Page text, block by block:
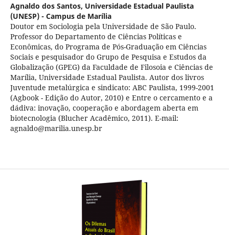
Agnaldo dos Santos, Universidade Estadual Paulista
(UNESP) - Campus de Marília
Doutor em Sociologia pela Universidade de São Paulo.
Professor do Departamento de Ciências Políticas e
Econômicas, do Programa de Pós-Graduação em Ciências
Sociais e pesquisador do Grupo de Pesquisa e Estudos da
Globalização (GPEG) da Faculdade de Filosoia e Ciências de
Marília, Universidade Estadual Paulista. Autor dos livros
Juventude metalúrgica e sindicato: ABC Paulista, 1999-2001
(Agbook - Edição do Autor, 2010) e Entre o cercamento e a
dádiva: inovação, cooperação e abordagem aberta em
biotecnologia (Blucher Acadêmico, 2011). E-mail:
agnaldo@marilia.unesp.br